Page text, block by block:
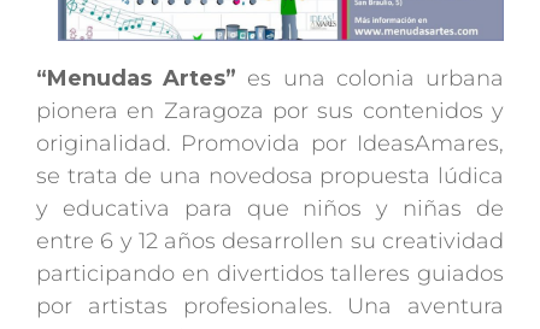
“Menudas Artes” es una colonia urbana
pionera en Zaragoza por sus contenidos y
originalidad. Promovida por IdeasAmares,
se trata de una novedosa propuesta lúdica
y educativa para que niños y niñas de
entre 6 y 12 años desarrollen su creatividad
participando en divertidos talleres guiados
por artistas profesionales. Una aventura